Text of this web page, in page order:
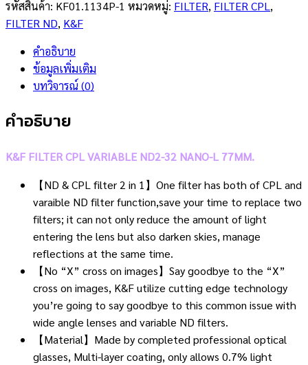
รหัสสินค้า: KF01.1134P-1 หมวดหมู่: FILTER, FILTER CPL ,
FILTER ND, K&F
คำอธิบาย
ข้อมูลเพิ่มเติม
บทวิจารณ์ (0)
คำอธิบาย
K&F FILTER CPL VARIABLE ND2-32 NANO-L 77MM.
【ND & CPL filter 2 in 1】One filter has both of CPL and
varaible ND filter function,save your time to replace two
filters; it can not only reduce the amount of light
entering the lens but also darken skies, manage
reflections at the same time.
【No “X” cross on images】Say goodbye to the “X”
cross on images, K&F utilize cutting edge technology
you’re going to say goodbye to this common issue with
wide angle lenses and variable ND filters.
【Material】Made by completed professional optical
glasses, Multi-layer coating, only allows 0.7% light